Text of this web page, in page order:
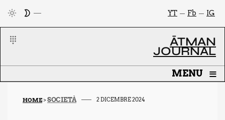
IG
Fb
YT
ĀTMAN
JOURNAL
MENU ≡
HOME>SOCIETÀ 2 DICEMBRE 2024